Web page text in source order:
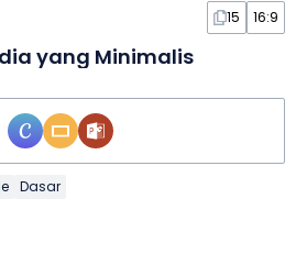
15 16:9
yang Minimalis
Dasar